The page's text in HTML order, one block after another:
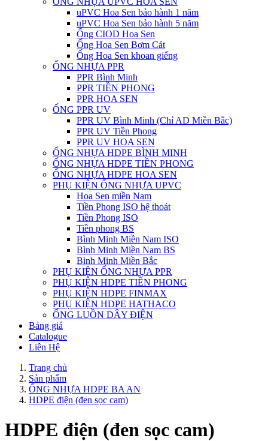
uPVC Hoa Sen bảo hành 1 năm
uPVC Hoa Sen bảo hành 5 năm
Ống CIOD Hoa Sen
Ống Hoa Sen Bơm Cát
Ống Hoa Sen khoan giếng
ỐNG NHỰA PPR
PPR Bình Minh
PPR TIỀN PHONG
PPR HOA SEN
ỐNG PPR UV
PPR UV Bình Minh (Chỉ AD Miền Bắc)
PPR UV Tiền Phong
PPR UV HOA SEN
ỐNG NHỰA HDPE BÌNH MINH
ỐNG NHỰA HDPE TIỀN PHONG
ỐNG NHỰA HDPE HOA SEN
PHỤ KIỆN ỐNG NHỰA UPVC
Hoa Sen miền Nam
Tiền Phong ISO hệ thoát
Tiền Phong ISO
Tiền phong BS
Bình Minh Miền Nam ISO
Bình Minh Miền Nam BS
Bình Minh Miền Bắc
PHỤ KIỆN ỐNG NHỰA PPR
PHỤ KIỆN HDPE TIỀN PHONG
PHỤ KIỆN HDPE FINMAX
PHỤ KIỆN HDPE HATHACO
ỐNG LUỒN DÂY ĐIỆN
Bảng giá
Catalogue
Liên Hệ
Trang chủ
Sản phẩm
ỐNG NHỰA HDPE BA AN
HDPE điện (đen sọc cam)
HDPE điện (đen sọc cam)